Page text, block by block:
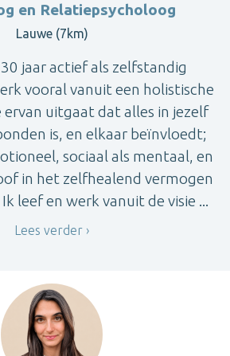
en Relatiepsycholoog
Lauwe (7km)
jaar actief als zelfstandig
vooral vanuit een holistische
ervan uitgaat dat alles in jezelf
is, en elkaar beïnvloedt;
sociaal als mentaal, en
in het zelfhealend vermogen
leef en werk vanuit de visie ...
Lees verder